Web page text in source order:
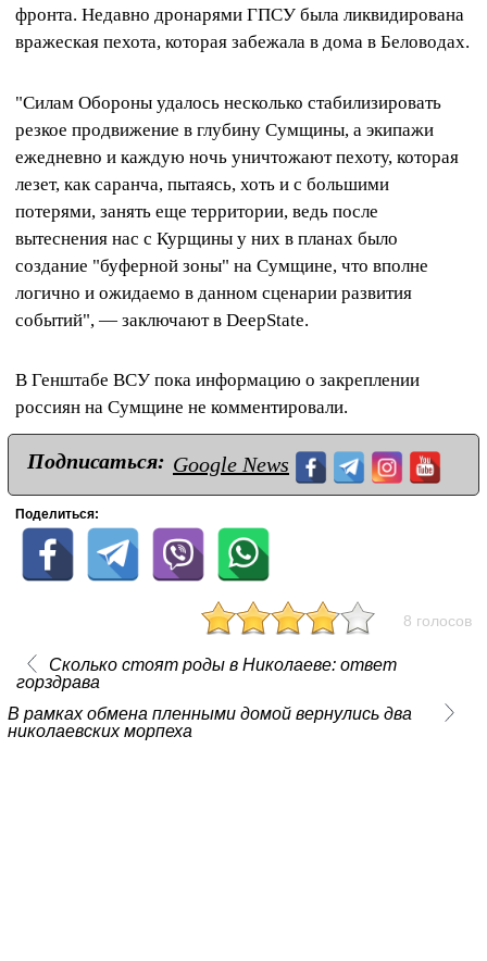
фронта. Недавно дронарями ГПСУ была ликвидирована
вражеская пехота, которая забежала в дома в Беловодах.
"Силам Обороны удалось несколько стабилизировать
резкое продвижение в глубину Сумщины, а экипажи
ежедневно и каждую ночь уничтожают пехоту, которая
лезет, как саранча, пытаясь, хоть и с большими
потерями, занять еще территории, ведь после
вытеснения нас с Курщины у них в планах было
создание "буферной зоны" на Сумщине, что вполне
логично и ожидаемо в данном сценарии развития
событий", — заключают в DeepState.
В Генштабе ВСУ пока информацию о закреплении
россиян на Сумщине не комментировали.
Подписаться: Google News
Поделиться:
8 голосов
Сколько стоят роды в Николаеве: ответ
горздрава
В рамках обмена пленными домой вернулись два
николаевских морпеха